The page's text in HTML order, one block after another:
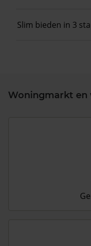
Slim bieden in 3
Woningmarkt